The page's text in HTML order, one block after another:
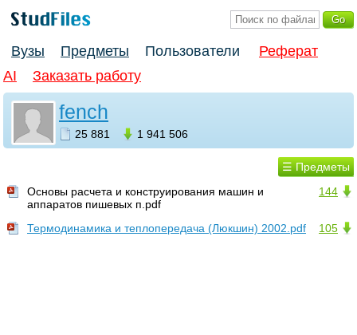
Вузы Предметы Пользователи
Реферат
AI
Заказать работу
fench
25 881 1 941 506
☰ Предметы
144
Основы расчета и конструирования машин и
аппаратов пишевых п.pdf
105
Термодинамика и теплопередача (Люкшин) 2002.pdf